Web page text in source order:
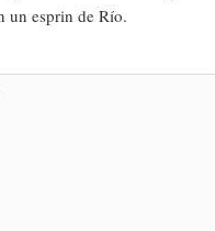
un esprin de Río.